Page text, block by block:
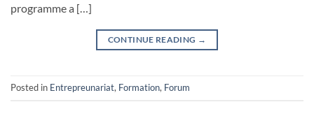
programme a […]
CONTINUE READING →
Posted in Entrepreunariat, Formation, Forum